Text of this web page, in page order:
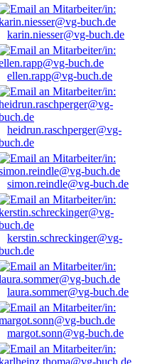
karin.niesser@vg-buch.de
ellen.rapp@vg-buch.de
heidrun.raschperger@vg-
simon.reindle@vg-buch.de
kerstin.schreckinger@vg-
laura.sommer@vg-buch.de
margot.sonn@vg-buch.de